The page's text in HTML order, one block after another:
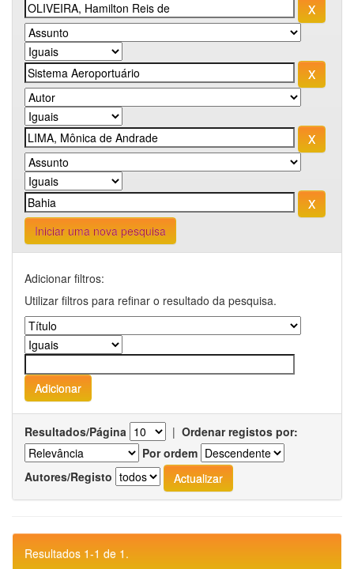
Iniciar uma nova pesquisa
Adicionar filtros:
Utilizar filtros para refinar o resultado da pesquisa.
Resultados/Página | Ordenar registos por:
Por ordem
Autores/Registo
Resultados 1-1 de 1.